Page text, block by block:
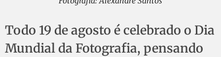
Todo 19 de agosto é celebrado o Dia
Mundial da Fotografia, pensando